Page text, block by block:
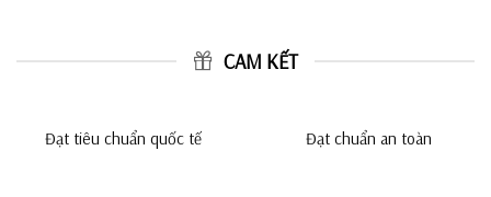
CAM KẾT
Đạt tiêu chuẩn quốc tế Đạt chuẩn an toàn